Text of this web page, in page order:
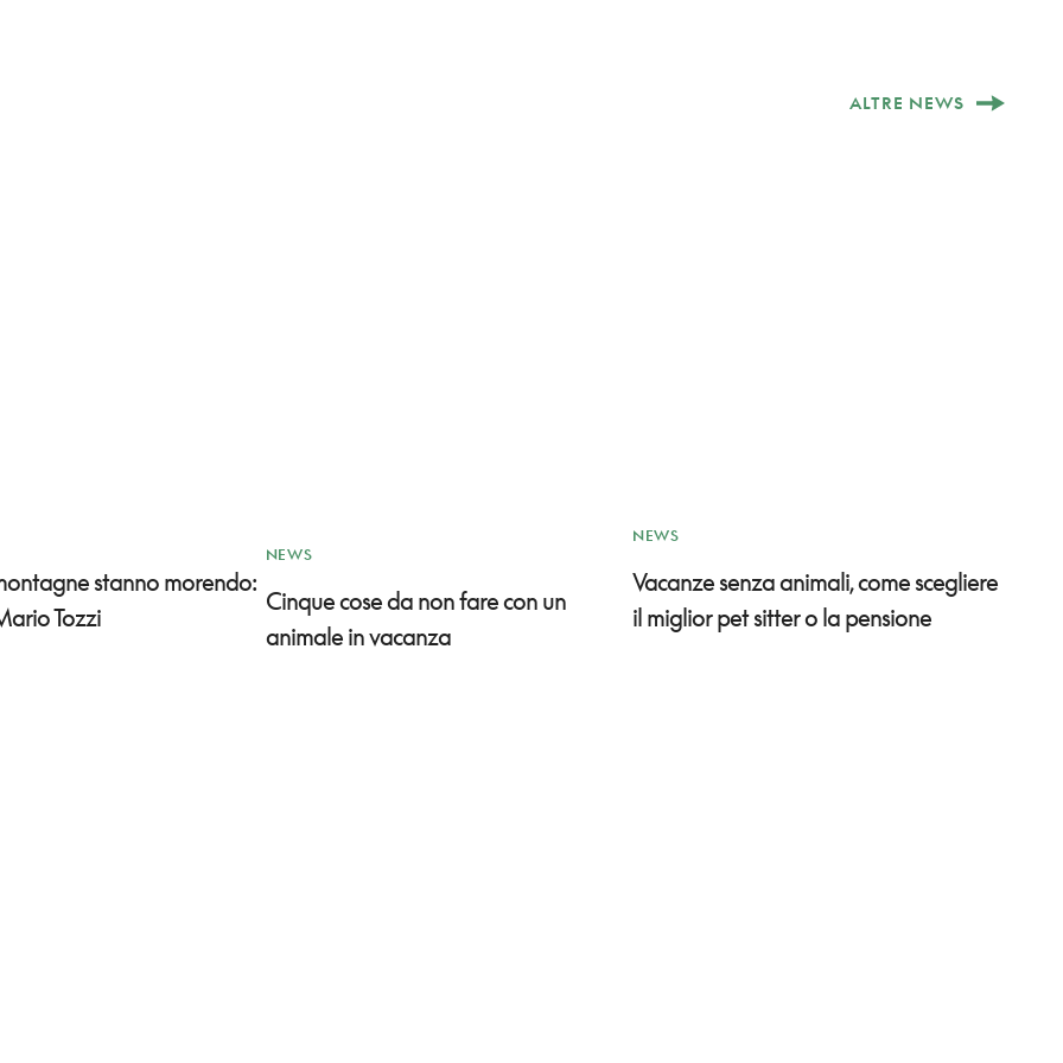
ALTRE NEWS
stanno morendo:
Tozzi
NEWS
Cinque cose da non fare con un
animale in vacanza
NEWS
Vacanze senza animali, come scegliere
il miglior pet sitter o la pensione